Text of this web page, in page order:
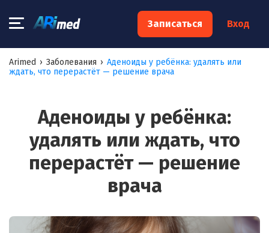
Записаться Вход
Arimed › Заболевания › Аденоиды у ребёнка: удалять или
ждать, что перерастёт — решение врача
Аденоиды у ребёнка:
удалять или ждать, что
перерастёт — решение
врача
×
Запишитесь на консультацию к
специалисту
Ваш телефон:*